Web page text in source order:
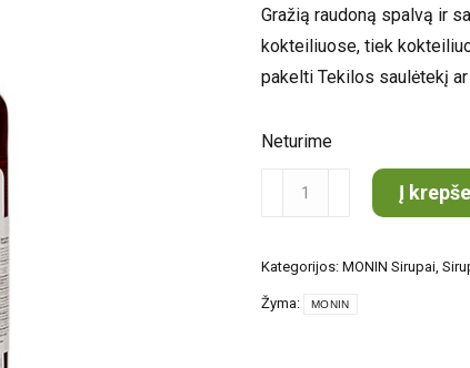
Gražią raudoną spalvą ir
kokteiliuose, tiek
pakelti Tekilos saulėtekį ar
Neturime
produkto
kiekis:
Grenadinas
sirupas
Į
Kategorijos: MONIN Sirupai,
Žyma: MONIN